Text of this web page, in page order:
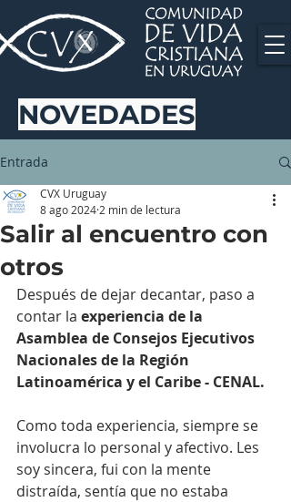
NOVEDADES
Entrada
Salir al encuentro con
otros
CVX Uruguay
8 ago 2024 2 min de lectura
Después de dejar decantar, paso a
contar la experiencia de la
Asamblea de Consejos Ejecutivos
Nacionales de la Región
Latinoamérica y el Caribe - CENAL.
Como toda experiencia, siempre se
involucra lo personal y afectivo. Les
soy sincera, fui con la mente
distraída, sentía que no estaba